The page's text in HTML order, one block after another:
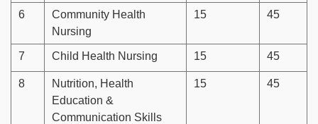
6
Community Health
Nursing
15 45
7 Child Health Nursing 15 45
8
Nutrition, Health
Education &
Communication Skills
15 45